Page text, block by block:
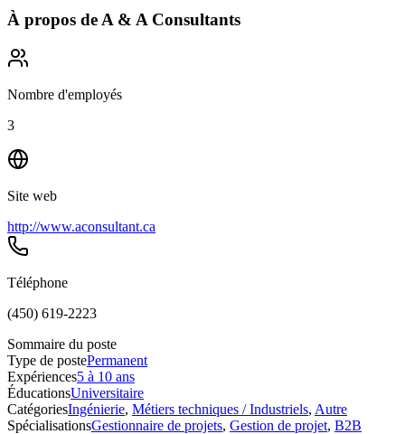
À propos deA & A Consultants
Nombre d'employés
3
Site web
http://www.aconsultant.ca
Téléphone
(450) 619-2223
Sommaire du poste
Type de postePermanent
Expériences5 à 10 ans
ÉducationsUniversitaire
CatégoriesIngénierie, Métiers techniques / Industriels, Autre
SpécialisationsGestionnaire de projets, Gestion de projet, B2B